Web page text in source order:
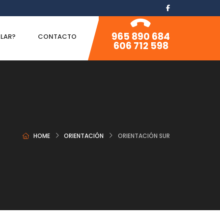
CONTACTO 965 890 684
606 712 598
HOME ORIENTACIÓN ORIENTACIÓN SUR